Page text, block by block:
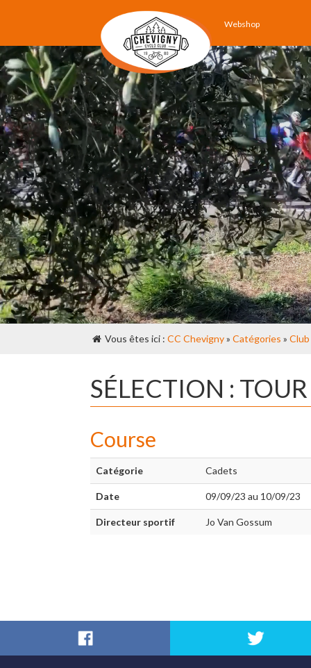
Webshop
Vous êtes ici : CC Chevigny» Catégories » Club
SÉLECTION :
Course
Catégorie Cadets
Date 09/09/23 au 10/09/23
Directeur sportif Jo Van Gossum